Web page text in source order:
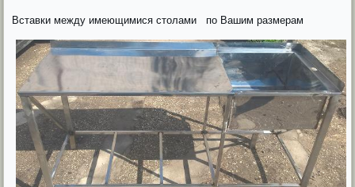
Вставки между имеющимися столами по Вашим размерам